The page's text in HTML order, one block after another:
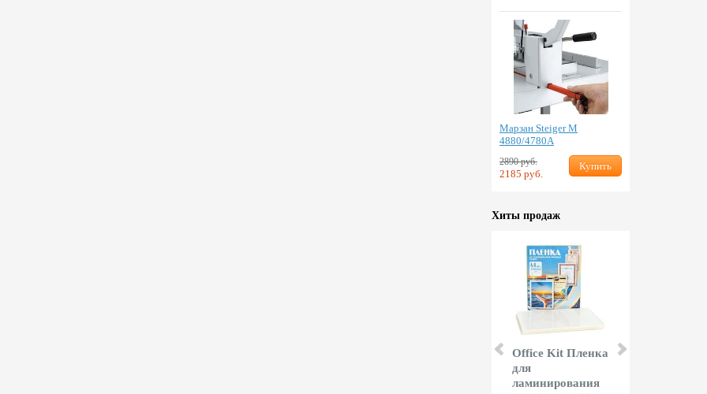
Марзан Steiger M
4880/4780A
2890 руб.
2185 руб.
Купить
Хиты продаж
Office Kit Пленка
для
ламинирования